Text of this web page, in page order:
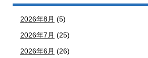
2026年8月 (5)
2026年7月 (25)
2026年6月 (26)